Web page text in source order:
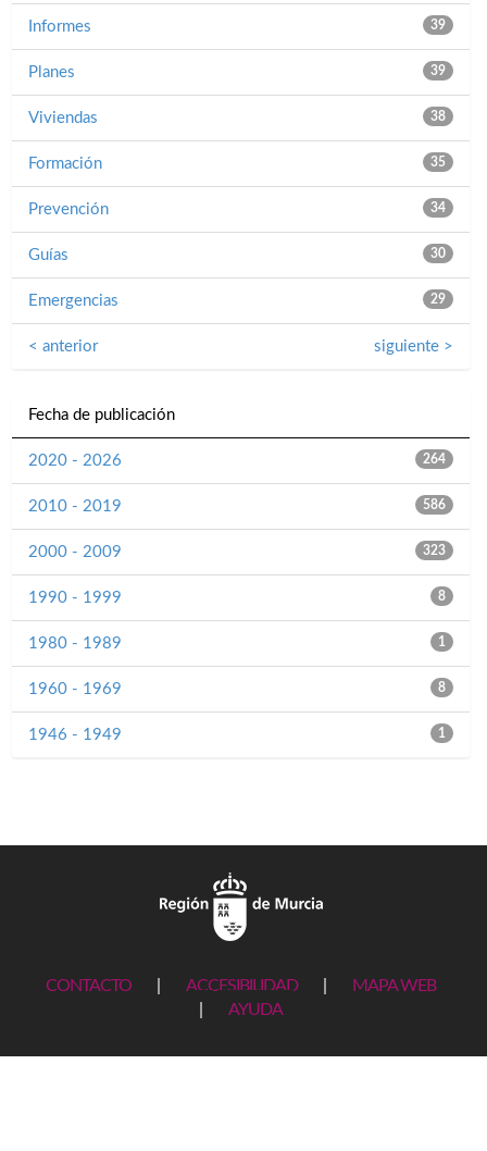
39
Informes
39
Planes
38
Viviendas
35
Formación
34
Prevención
30
Guías
29
Emergencias
< anterior siguiente >
Fecha de publicación
264
2020 - 2026
586
2010 - 2019
323
2000 - 2009
8
1990 - 1999
1
1980 - 1989
8
1960 - 1969
1
1946 - 1949
CONTACTO ACCESIBILIDAD
MAPA WEB
AYUDA